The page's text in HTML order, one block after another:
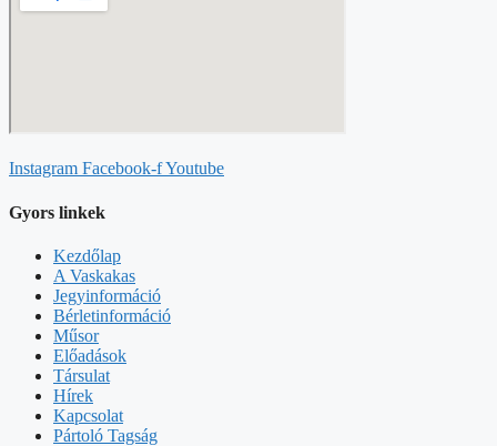
Instagram Facebook-fYoutube
Gyors linkek
Kezdőlap
A Vaskakas
Jegyinformáció
Bérletinformáció
Műsor
Előadások
Társulat
Hírek
Kapcsolat
Pártoló Tagság